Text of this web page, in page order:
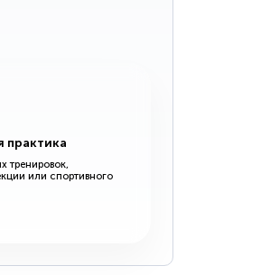
практика
тренировок,
или спортивного